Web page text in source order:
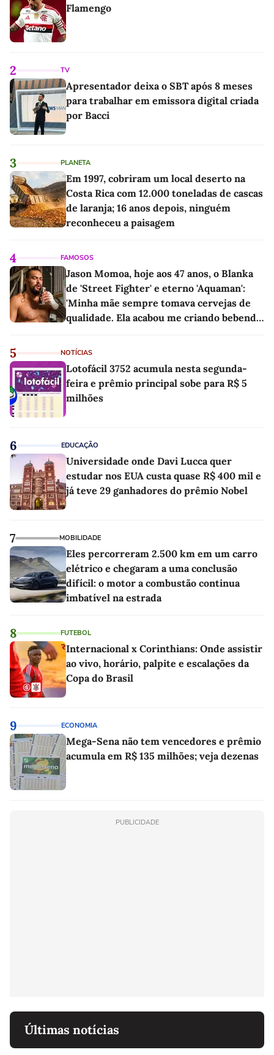
Flamengo
2 TV
Apresentador deixa o SBT após 8 meses
para trabalhar em emissora digital criada
por Bacci
3 PLANETA
Em 1997, cobriram um local deserto na
Costa Rica com 12.000 toneladas de cascas
de laranja; 16 anos depois, ninguém
reconheceu a paisagem
4 FAMOSOS
Jason Momoa, hoje aos 47 anos, o Blanka
de 'Street Fighter' e eterno 'Aquaman':
'Minha mãe sempre tomava cervejas de
qualidade. Ela acabou me criando bebendo
5 NOTÍCIAS
Lotofácil 3752 acumula nesta segunda-
feira e prêmio principal sobe para R$ 5
milhões
6 EDUCAÇÃO
Universidade onde Davi Lucca quer
estudar nos EUA custa quase R$ 400 mil e
já teve 29 ganhadores do prêmio Nobel
7 MOBILIDADE
Eles percorreram 2.500 km em um carro
elétrico e chegaram a uma conclusão
difícil: o motor a combustão continua
imbatível na estrada
8 FUTEBOL
Internacional x Corinthians: Onde assistir
ao vivo, horário, palpite e escalações da
Copa do Brasil
9 ECONOMIA
Mega-Sena não tem vencedores e prêmio
acumula em R$ 135 milhões; veja dezenas
PUBLICIDADE
Últimas notícias